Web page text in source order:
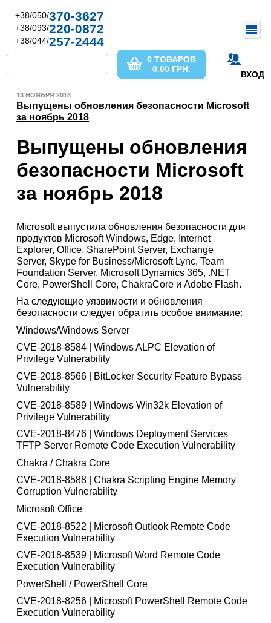
+38/050/370-3627
+38/093/220-0872
+38/044/257-2444
ВХОД
0 ТОВАРОВ
0.00 ГРН.
13 НОЯБРЯ 2018
Выпущены обновления безопасности Microsoft
за ноябрь 2018
Выпущены обновления
безопасности Microsoft
за ноябрь 2018
Microsoft выпустила обновления безопасности для
продуктов Microsoft Windows, Edge, Internet
Explorer, Office, SharePoint Server, Exchange
Server, Skype for Business/Microsoft Lync, Team
Foundation Server, Microsoft Dynamics 365, .NET
Core, PowerShell Core, ChakraCore и Adobe Flash.
На следующие уязвимости и обновления
безопасности следует обратить особое внимание:
Windows/Windows Server
CVE-2018-8584 | Windows ALPC Elevation of
Privilege Vulnerability
CVE-2018-8566 | BitLocker Security Feature Bypass
Vulnerability
CVE-2018-8589 | Windows Win32k Elevation of
Privilege Vulnerability
CVE-2018-8476 | Windows Deployment Services
TFTP Server Remote Code Execution Vulnerability
Chakra / Chakra Core
CVE-2018-8588 | Chakra Scripting Engine Memory
Corruption Vulnerability
Microsoft Office
CVE-2018-8522 | Microsoft Outlook Remote Code
Execution Vulnerability
CVE-2018-8539 | Microsoft Word Remote Code
Execution Vulnerability
PowerShell / PowerShell Core
CVE-2018-8256 | Microsoft PowerShell Remote Code
Execution Vulnerability